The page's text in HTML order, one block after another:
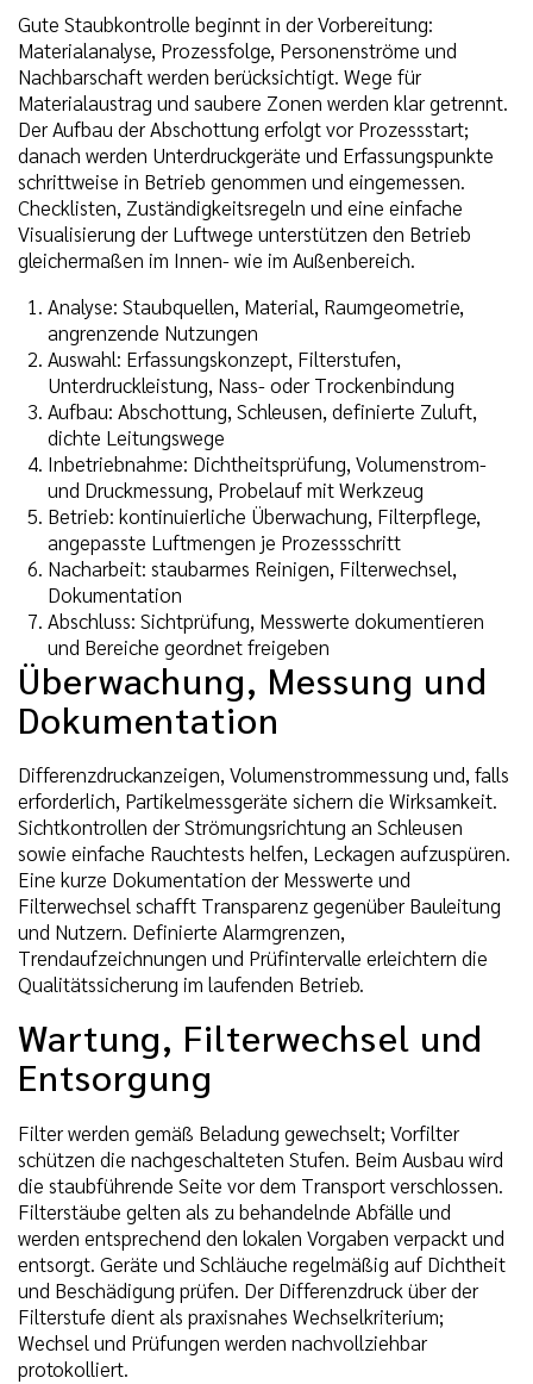
Gute Staubkontrolle beginnt in der Vorbereitung:
Materialanalyse, Prozessfolge, Personenströme und
Nachbarschaft werden berücksichtigt. Wege für
Materialaustrag und saubere Zonen werden klar getrennt.
Der Aufbau der Abschottung erfolgt vor Prozessstart;
danach werden Unterdruckgeräte und Erfassungspunkte
schrittweise in Betrieb genommen und eingemessen.
Checklisten, Zuständigkeitsregeln und eine einfache
Visualisierung der Luftwege unterstützen den Betrieb
gleichermaßen im Innen- wie im Außenbereich.
Analyse: Staubquellen, Material, Raumgeometrie,
angrenzende Nutzungen
Auswahl: Erfassungskonzept, Filterstufen,
Unterdruckleistung, Nass- oder Trockenbindung
Aufbau: Abschottung, Schleusen, definierte Zuluft,
dichte Leitungswege
Inbetriebnahme: Dichtheitsprüfung, Volumenstrom-
und Druckmessung, Probelauf mit Werkzeug
Betrieb: kontinuierliche Überwachung, Filterpflege,
angepasste Luftmengen je Prozessschritt
Nacharbeit: staubarmes Reinigen, Filterwechsel,
Dokumentation
Abschluss: Sichtprüfung, Messwerte dokumentieren
und Bereiche geordnet freigeben
Überwachung, Messung und
Dokumentation
Differenzdruckanzeigen, Volumenstrommessung und, falls
erforderlich, Partikelmessgeräte sichern die Wirksamkeit.
Sichtkontrollen der Strömungsrichtung an Schleusen
sowie einfache Rauchtests helfen, Leckagen aufzuspüren.
Eine kurze Dokumentation der Messwerte und
Filterwechsel schafft Transparenz gegenüber Bauleitung
und Nutzern. Definierte Alarmgrenzen,
Trendaufzeichnungen und Prüfintervalle erleichtern die
Qualitätssicherung im laufenden Betrieb.
Wartung, Filterwechsel und
Entsorgung
Filter werden gemäß Beladung gewechselt; Vorfilter
schützen die nachgeschalteten Stufen. Beim Ausbau wird
die staubführende Seite vor dem Transport verschlossen.
Filterstäube gelten als zu behandelnde Abfälle und
werden entsprechend den lokalen Vorgaben verpackt und
entsorgt. Geräte und Schläuche regelmäßig auf Dichtheit
und Beschädigung prüfen. Der Differenzdruck über der
Filterstufe dient als praxisnahes Wechselkriterium;
Wechsel und Prüfungen werden nachvollziehbar
protokolliert.